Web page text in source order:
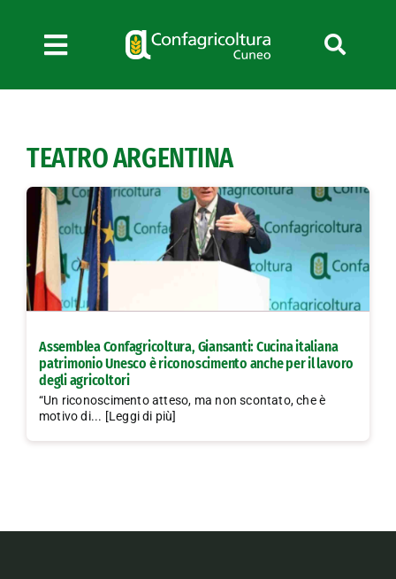
contenuto
Toggle
Navigation
News
Bandi
Formazione
Convenzioni
L’Agricoltore cuneese
Lavora con noi
Contatti
TEATRO ARGENTINA
Assemblea Confagricoltura, Giansanti: Cucina italiana
patrimonio Unesco è riconoscimento anche per il lavoro
degli agricoltori
“Un riconoscimento atteso, ma non scontato, che è
motivo di... [Leggi di più]